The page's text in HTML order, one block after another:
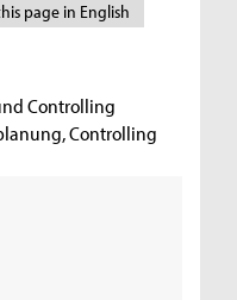
page in English
Controlling
Controlling